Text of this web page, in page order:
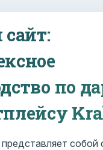
по
представляет собой